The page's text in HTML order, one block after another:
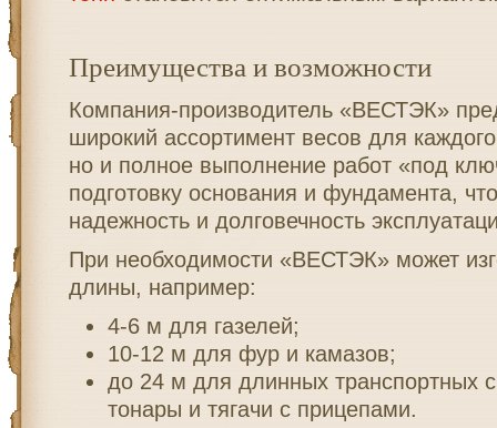
Преимущества и возможности
Компания-производитель «ВЕСТЭК»
широкий ассортимент весов для
но и полное выполнение работ «под
подготовку основания и фундамента,
надежность и долговечность
При необходимости «ВЕСТЭК» может
длины, например:
4-6 м для газелей;
10-12 м для фур и камазов;
до 24 м для длинных транспортных
тонары и тягачи с прицепами.